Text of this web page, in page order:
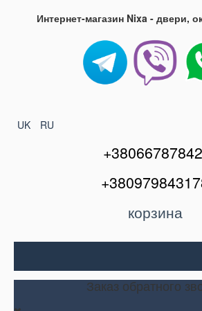
Интернет-магазин Nixa - двери,
UK RU
корзина
Двери входныеЗаказ обратного